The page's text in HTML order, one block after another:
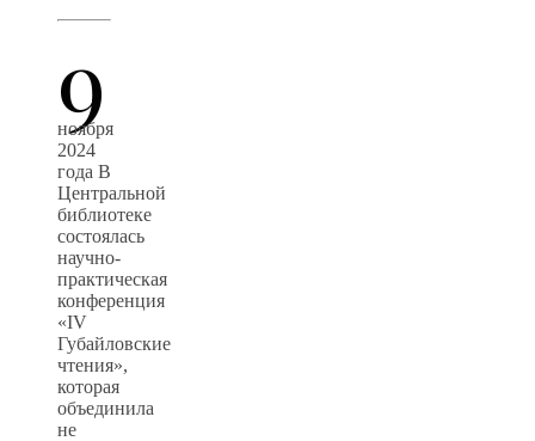
9
ноября
2024
года В
Центральной
библиотеке
состоялась
научно-
практическая
конференция
«IV
Губайловские
чтения»,
которая
объединила
не